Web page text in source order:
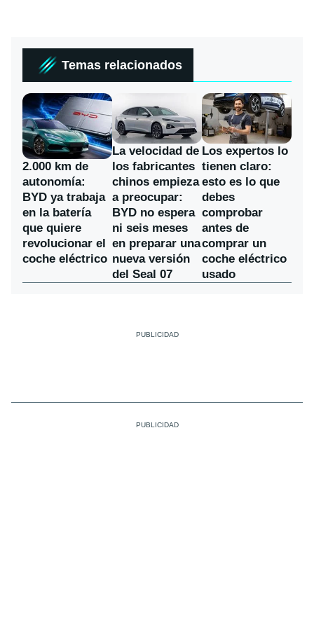
Temas relacionados
2.000 km de
autonomía:
BYD ya trabaja
en la batería
que quiere
revolucionar el
coche eléctrico
La velocidad de
los fabricantes
chinos empieza
a preocupar:
BYD no espera
ni seis meses
en preparar una
nueva versión
del Seal 07
Los expertos lo
tienen claro:
esto es lo que
debes
comprobar
antes de
comprar un
coche eléctrico
usado